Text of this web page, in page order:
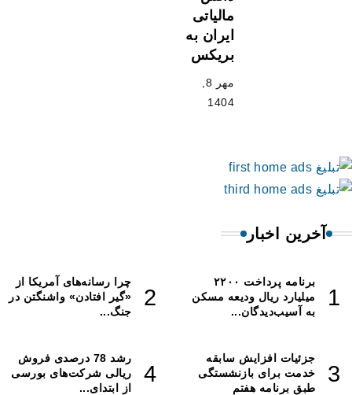
اخبار
برنامه پرداخت ۲۲۰۰
ریال ودیعه مسکن
آسیب‌دیدگان...
چرا رسانه‌های آمریکا از
«گیر افتادن» واشنگتن در
افزایش سابقه
برای بازنشستگی
برنامه هفتم
رشد 78 درصدی فروش
ریالی شرکت‌های بورسی
از ابتدای...